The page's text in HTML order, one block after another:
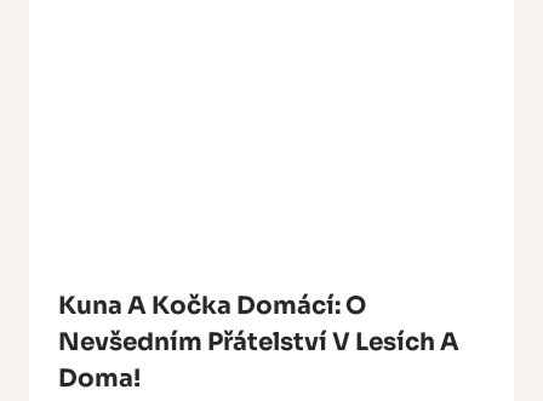
Kuna A Kočka Domácí: O
Nevšedním Přátelství V Lesích A
Doma!